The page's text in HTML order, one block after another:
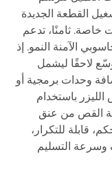
القطعة الجديدة
خاصة. ثامنًا، تدعم
الآمنة النمو. إذ
لاحقًا ليشمل
وحدات برمجية أو
باستخدام
القص من عنق
قابلة للتكرار،
وسرعة التسليم